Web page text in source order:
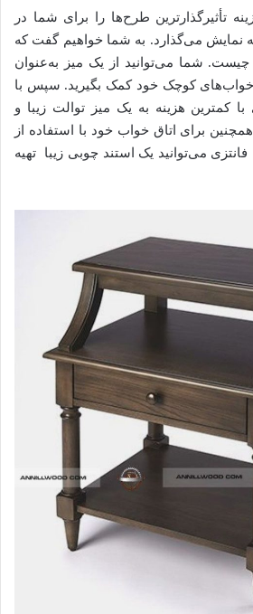
تأثیر‌گذار‌ترین طرح‌ها را برای شما در
نمایش می‌گذارد. به شما خواهیم گفت که
شما می‌توانید از یک میز به‌عنوان
کوچک خود کمک بگیرید. سپس با
با کمترین هزینه به یک میز توالت زیبا و
برای اتاق خواب خود با استفاده از
می‌توانید یک استند چوبی زیبا تهیه